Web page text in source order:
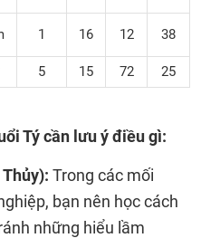
1 16 12 38
5 15 72 25
Tý cần lưu ý điều gì:
Trong các mối
bạn nên học cách
những hiểu lầm